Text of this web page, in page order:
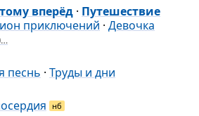
вперёд · Путешествие
приключений · Девочка
песнь · Труды и дни
нб